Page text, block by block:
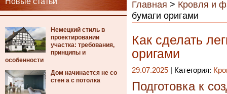
Немецкий стиль в
проектировании
участка: требования,
принципы и
особенности
Дом начинается не со
стен а с потолка
Главная > Кровля и
бумаги оригами
Как сделать
оригами
29.07.2025 | Категория:
Подготовка к